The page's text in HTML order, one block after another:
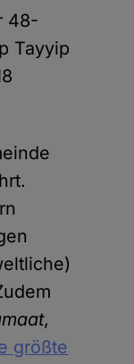
48-
Tayyip
,
größte